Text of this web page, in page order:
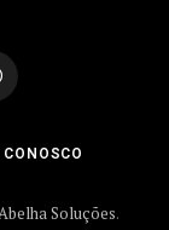
Abelha Soluções.